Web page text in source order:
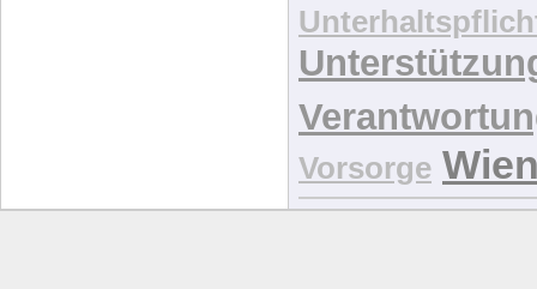
Vorsorge